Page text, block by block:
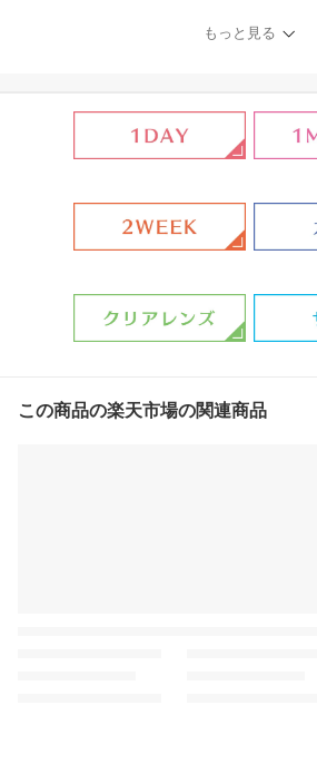
あり 1日用 10枚 1day 1
日使い捨て ワンデーカラ
もっと見る
この商品の楽天市場の関連商品